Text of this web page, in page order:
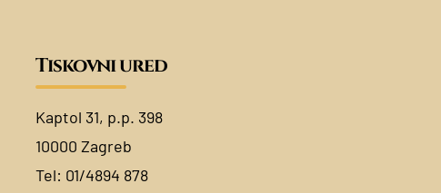
Tiskovni ured
Kaptol 31, p.p. 398
10000 Zagreb
Tel: 01/4894 878